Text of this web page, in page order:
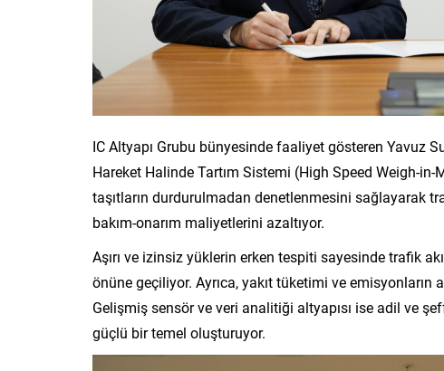
IC Altyapı Grubu bünyesinde faaliyet gösteren Yavuz
Hareket Halinde Tartım Sistemi (High Speed Weigh-
taşıtların durdurulmadan denetlenmesini sağlayarak
bakım-onarım maliyetlerini azaltıyor.
Aşırı ve izinsiz yüklerin erken tespiti sayesinde trafik
önüne geçiliyor. Ayrıca, yakıt tüketimi ve
Gelişmiş sensör ve veri analitiği altyapısı ise adil ve
güçlü bir temel oluşturuyor.